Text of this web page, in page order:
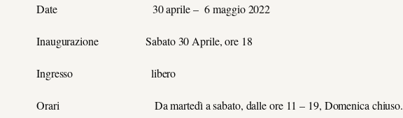
Date 30 aprile – 6 maggio 2022
Inaugurazione Sabato 30 Aprile, ore 18
Ingresso libero
Orari Da martedì a sabato, dalle ore 11 – 19, Domenica chiuso.